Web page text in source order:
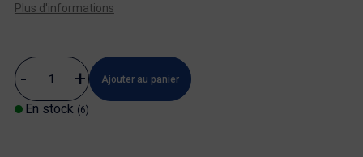
Plus d'informations
Ajouter au panier
En stock (6)